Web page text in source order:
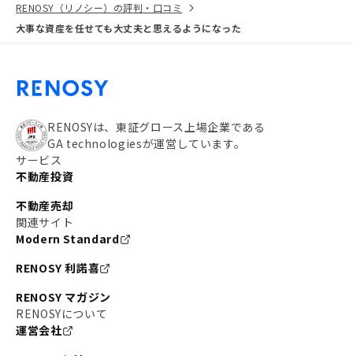
RENOSY（リノシー）の評判・口コミ
大事な資産を任せても大丈夫と思えるようになった
RENOSYは、東証グロース上場企業である
GA technologiesが運営しています。
サービス
不動産投資
不動産売却
関連サイト
Modern Standard
RENOSY 利諾喜
RENOSY マガジン
RENOSYについて
運営会社